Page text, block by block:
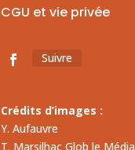
CGU et vie privée
Suivre
Crédits d’images :
Y. Aufauvre
T. Marsilhac Glob le Média